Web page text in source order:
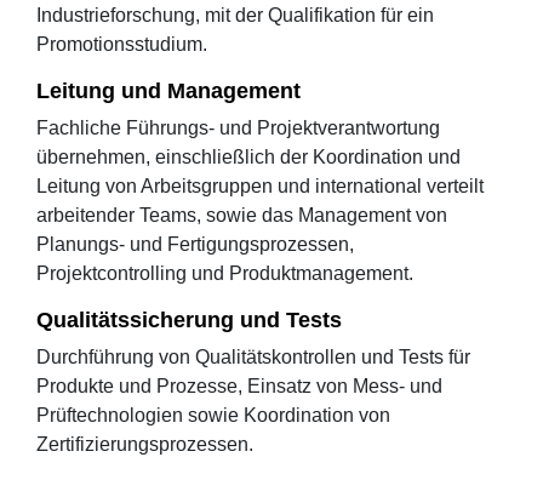
Industrieforschung, mit der Qualifikation für ein
Promotionsstudium.
Leitung und Management
Fachliche Führungs- und Projektverantwortung
übernehmen, einschließlich der Koordination und
Leitung von Arbeitsgruppen und international verteilt
arbeitender Teams, sowie das Management von
Planungs- und Fertigungsprozessen,
Projektcontrolling und Produktmanagement.
Qualitätssicherung und Tests
Durchführung von Qualitätskontrollen und Tests für
Produkte und Prozesse, Einsatz von Mess- und
Prüftechnologien sowie Koordination von
Zertifizierungsprozessen.